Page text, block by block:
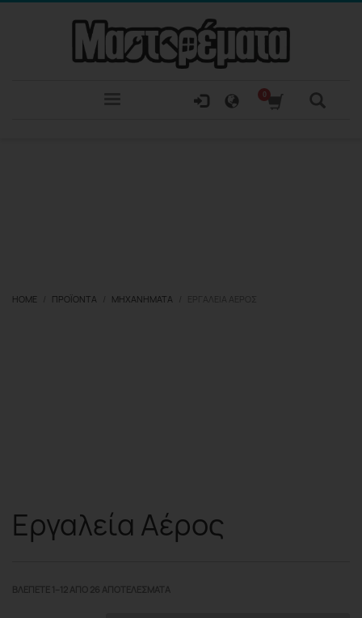
HOME ΠΡΟΪΌΝΤΑ ΜΗΧΑΝΉΜΑΤΑ ΕΡΓΑΛΕΊΑ ΑΈΡΟΣ
Εργαλεία Αέρος
ΒΛΈΠΕΤΕ 1–12 ΑΠΌ 26 ΑΠΟΤΕΛΈΣΜΑΤΑ